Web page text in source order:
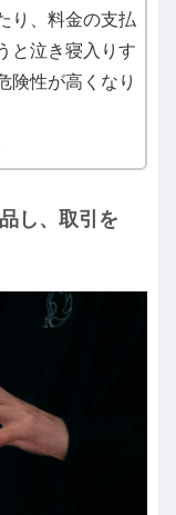
り、料金の支払
と泣き寝入りす
険性が高くなり
し、取引を